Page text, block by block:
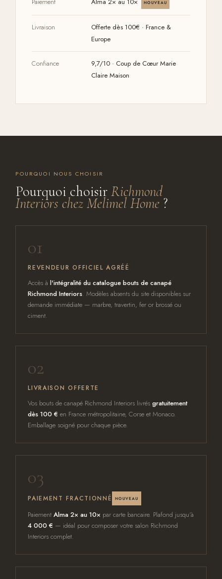
Paiement Alma 2× au 10× NOUVEAU
Livraison
Offerte dès 100€ · France &
Europe
Confiance
9,7/10 · Coup de Cœur Marie
Claire Maison
POURQUOI NOUS CHOISIR
Pourquoi choisirRichmond
Interiors chez Melimel Home ?
01
REVENDEUR OFFICIEL AGRÉÉ
Accès àl'intégralité du catalogue bouts de canapé
Richmond Interiors. Modèles absents du site disponibles sur
demande immédiate — marbre, travertin, fer or brossé ou
ciment.
02
LIVRAISON OFFERTE
Vos bouts de canapé Richmond Interiors livrésgratuitement
dès 100 € en France métropolitaine, Corse et Monaco.
Emballage soigné pour chaque pièce.
03
PAIEMENT FRACTIONNÉ NOUVEAU
PaiementAlma 2× au 10× par carte bancaire. Plafond jusqu'à
4 000 € — idéal pour composer votre salon Richmond
Interiors complet.